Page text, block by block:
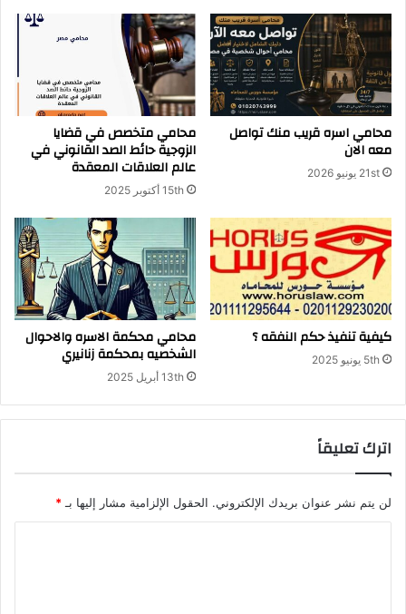
محامي اسره قريب منك تواصل
معه الان
21st يونيو 2026
محامي متخصص في قضايا
الزوجية حائط الصد القانوني في
عالم العلاقات المعقدة
15th أكتوبر 2025
كيفية تنفيذ حكم النفقه ؟
5th يونيو 2025
محامي محكمة الاسره والاحوال
الشخصيه بمحكمة زنانيري
13th أبريل 2025
اترك تعليقاً
لن يتم نشر عنوان بريدك الإلكتروني. الحقول الإلزامية مشار إليها بـ *